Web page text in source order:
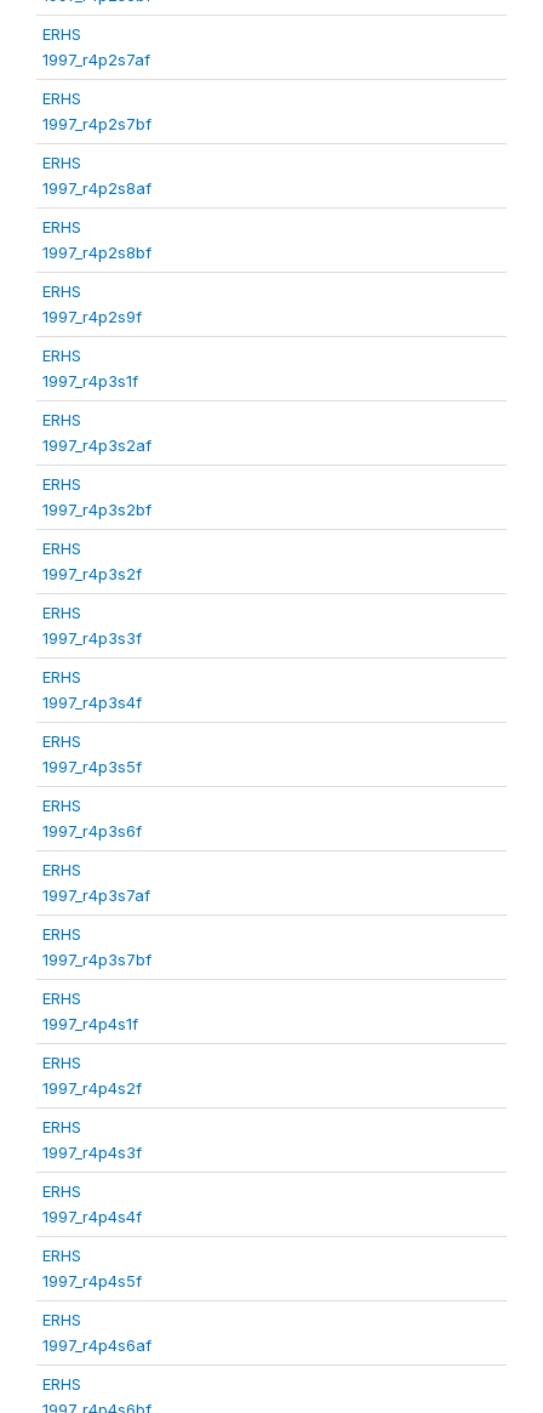
ERHS
1997_r4p2s7af
ERHS
1997_r4p2s7bf
ERHS
1997_r4p2s8af
ERHS
1997_r4p2s8bf
ERHS
1997_r4p2s9f
ERHS
1997_r4p3s1f
ERHS
1997_r4p3s2af
ERHS
1997_r4p3s2bf
ERHS
1997_r4p3s2f
ERHS
1997_r4p3s3f
ERHS
1997_r4p3s4f
ERHS
1997_r4p3s5f
ERHS
1997_r4p3s6f
ERHS
1997_r4p3s7af
ERHS
1997_r4p3s7bf
ERHS
1997_r4p4s1f
ERHS
1997_r4p4s2f
ERHS
1997_r4p4s3f
ERHS
1997_r4p4s4f
ERHS
1997_r4p4s5f
ERHS
1997_r4p4s6af
ERHS
1997_r4p4s6bf